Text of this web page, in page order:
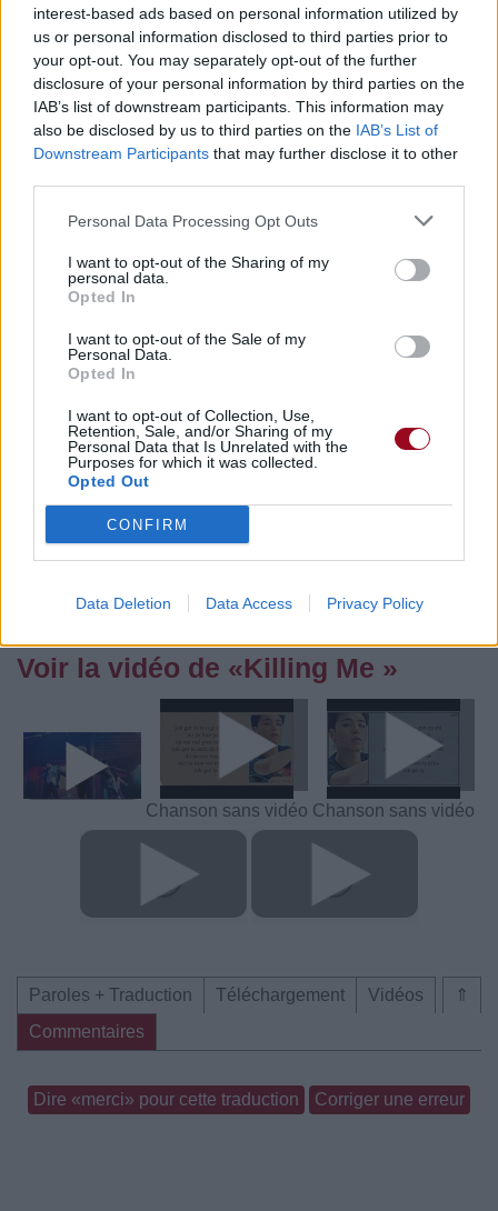
interest-based ads based on personal information utilized by
us or personal information disclosed to third parties prior to
your opt-out. You may separately opt-out of the further
disclosure of your personal information by third parties on the
IAB’s list of downstream participants. This information may
also be disclosed by us to third parties on the IAB’s List of
Downstream Participants that may further disclose it to other
Personal Data Processing Opt Outs
I want to opt-out of the Sharing of my
personal data.
Opted In
I want to opt-out of the Sale of my
Personal Data.
Opted In
I want to opt-out of Collection, Use,
Retention, Sale, and/or Sharing of my
Personal Data that Is Unrelated with the
Purposes for which it was collected.
Opted Out
CONFIRM
Data Deletion Data Access Privacy Policy
Chanteurs : iKON
New Kids : Continue
⇑
Paroles + Traduction Téléchargement
Vidéos
Vous aimez chanter, apprenez la guitare chez
Télécharger légalement les MP3 sur
Trouver des vinyles et des CD sur
Trouver un instrument de musique ou une partition au
meilleur prix sur
Commentaires
Voir la vidéo de «Killing Me »
Chanson sans vidéo Chanson sans vidéo
⇑
Paroles + Traduction Téléchargement
Vidéos
Commentaires
Dire «merci» pour cette traduction Corriger une erreur